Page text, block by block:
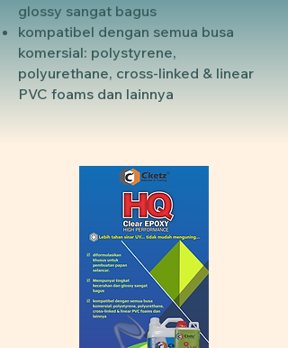
glossy sangat bagus
kompatibel dengan semua busa
komersial: polystyrene,
polyurethane, cross-linked & linear
PVC foams dan lainnya